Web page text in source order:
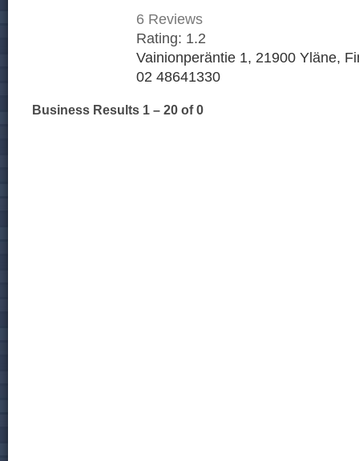
6 Reviews
Rating: 1.2
Vainionperäntie 1, 21900 Yläne,
02 48641330
Business Results 1 – 20 of 0